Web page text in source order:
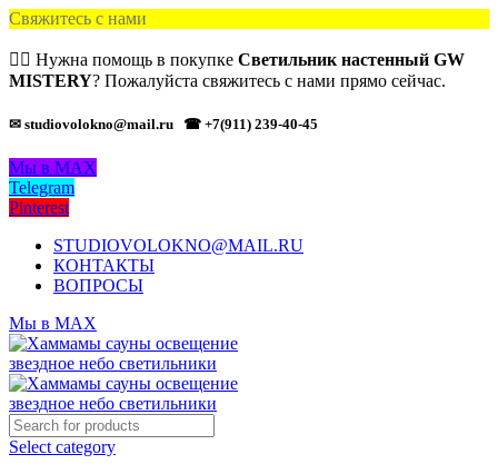
Свяжитесь с нами
🙋‍♂️ Нужна помощь в покупке Светильник настенный GW
MISTERY? Пожалуйста свяжитесь с нами прямо сейчас.
✉ studiovolokno@mail.ru ☎ +7(911) 239-40-45
Мы в MAX
Telegram
Pinterest
STUDIOVOLOKNO@MAIL.RU
КОНТАКТЫ
ВОПРОСЫ
Мы в MAX
Select category